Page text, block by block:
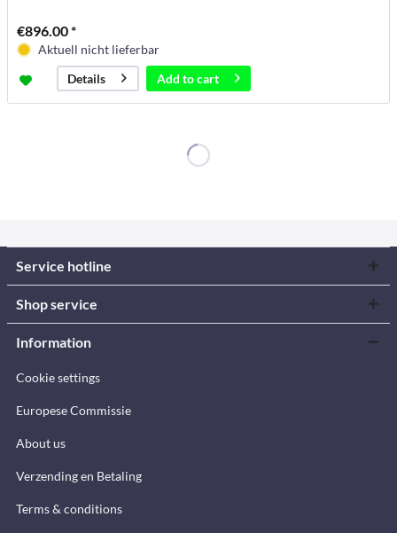
€896.00 *
Aktuell nicht lieferbar
Details
Add tocart
Service hotline
Shop service
Information
Cookie settings
Europese Commissie
About us
Verzending en Betaling
Terms & conditions